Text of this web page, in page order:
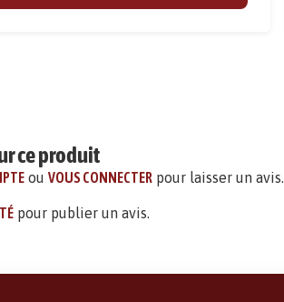
ce produit
ou VOUS CONNECTERpour laisser un avis.
pour publier un avis.